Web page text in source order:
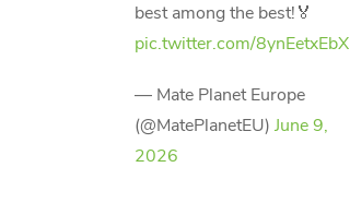
best among the best!🏅
pic.twitter.com/8ynEetxEbX
— Mate Planet Europe
(@MatePlanetEU) June 9,
2026